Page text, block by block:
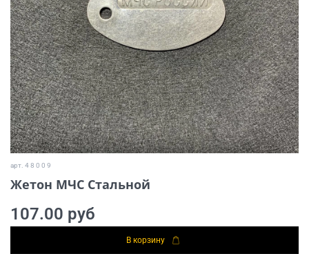
арт. 4 8 0 0 9
Жетон МЧС Стальной
107.00 руб
В корзину